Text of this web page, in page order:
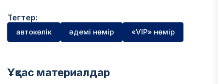
Тегтер:
автокөлік әдемі нөмір «VIP» нөмір
Ұқсас материалдар